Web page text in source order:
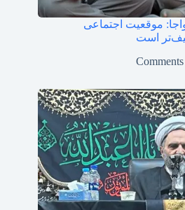
موقعیت اجتماعی
است